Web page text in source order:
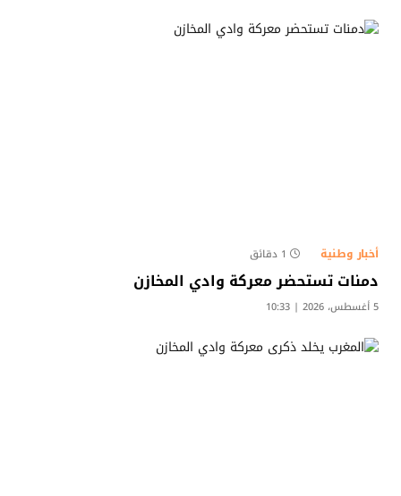
أخبار وطنية 1 دقائق
دمنات تستحضر معركة وادي المخازن
5 أغسطس، 2026 | 10:33